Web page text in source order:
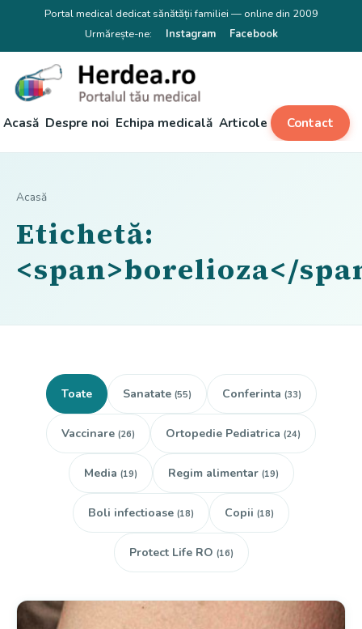
Portal medical dedicat sănătății familiei — online din 2009
Urmărește-ne:
Instagram Facebook
Acasă Despre noi Echipa medicală Articole Contact
Acasă
Etichetă:
<span>borelioza</
Toate Sanatate (55) Conferinta (33)
Vaccinare (26) Ortopedie Pediatrica (24)
Media (19) Regim alimentar (19)
Boli infectioase (18) Copii (18)
Protect Life RO (16)